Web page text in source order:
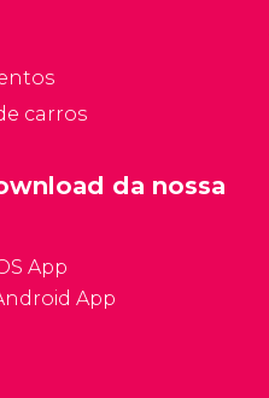
carros
da nossa
App
App